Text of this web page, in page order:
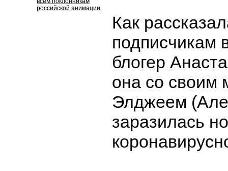
российской анимации
Как
подписчикам
блогер
она со своим
Элджеем
заразилась